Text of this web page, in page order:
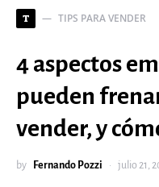
T TIPS PARA VENDER
4 aspectos
pueden
vender, y
by Fernando Pozzi julio 21,